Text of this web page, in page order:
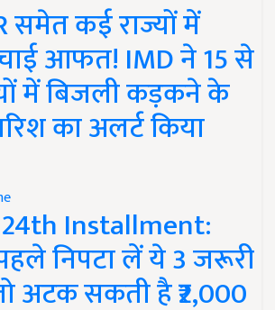
समेत कई राज्यों में
आफत! IMD ने 15 से
में बिजली कड़कने के
का अलर्ट किया
Installment:
निपटा लें ये 3 जरूरी
अटक सकती है ₹2,000